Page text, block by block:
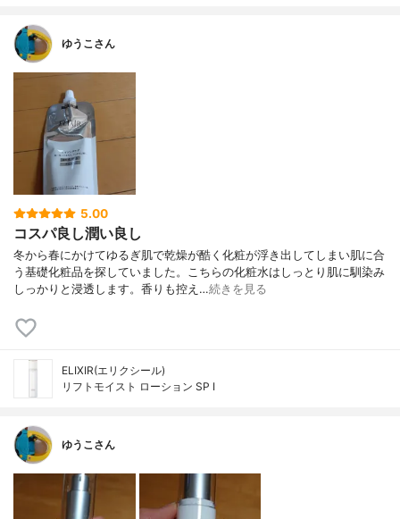
ゆうこさん
5.00
コスパ良し潤い良し
冬から春にかけてゆるぎ肌で乾燥が酷く化粧が浮き出してしまい肌に合
う基礎化粧品を探していました。こちらの化粧水はしっとり肌に馴染み
しっかりと浸透します。香りも控え…続きを見る
ELIXIR(エリクシール)
リフトモイスト ローション SP I
ゆうこさん